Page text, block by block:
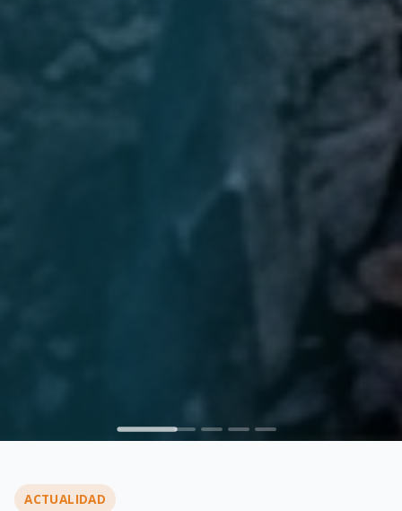
ACTUALIDAD